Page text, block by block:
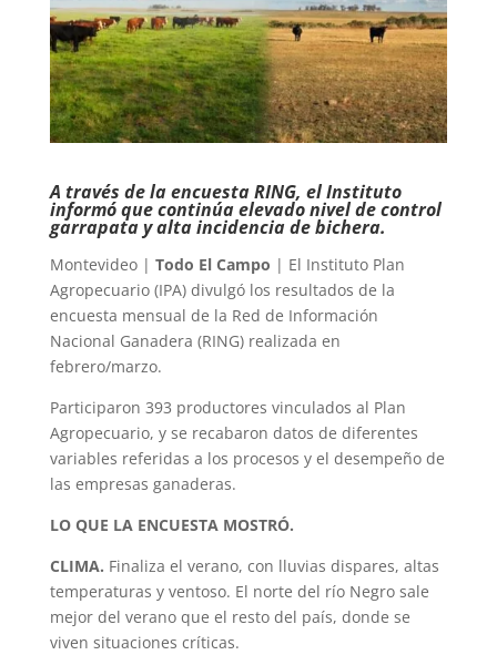
A través de la encuesta RING, el Instituto
informó que continúa elevado nivel de control
garrapata y alta incidencia de bichera.
Montevideo | Todo El Campo | El Instituto Plan
Agropecuario (IPA) divulgó los resultados de la
encuesta mensual de la Red de Información
Nacional Ganadera (RING) realizada en
febrero/marzo.
Participaron 393 productores vinculados al Plan
Agropecuario, y se recabaron datos de diferentes
variables referidas a los procesos y el desempeño de
las empresas ganaderas.
LO QUE LA ENCUESTA MOSTRÓ.
CLIMA. Finaliza el verano, con lluvias dispares, altas
temperaturas y ventoso. El norte del río Negro sale
mejor del verano que el resto del país, donde se
viven situaciones críticas.